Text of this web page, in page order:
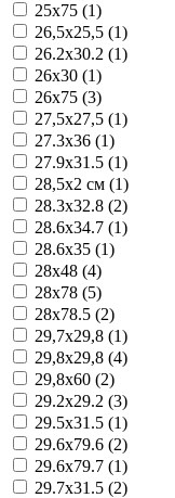
25x75 (1)
26,5x25,5 (1)
26.2x30.2 (1)
26x30 (1)
26x75 (3)
27,5x27,5 (1)
27.3x36 (1)
27.9x31.5 (1)
28,5x2 см (1)
28.3x32.8 (2)
28.6x34.7 (1)
28.6x35 (1)
28x48 (4)
28x78 (5)
28x78.5 (2)
29,7x29,8 (1)
29,8x29,8 (4)
29,8x60 (2)
29.2x29.2 (3)
29.5x31.5 (1)
29.6x79.6 (2)
29.6x79.7 (1)
29.7x31.5 (2)